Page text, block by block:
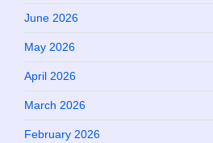
June 2026
May 2026
April 2026
March 2026
February 2026